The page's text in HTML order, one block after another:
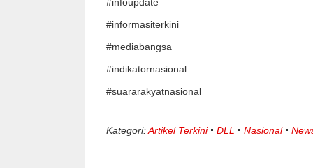
#infoupdate
#informasiterkini
#mediabangsa
#indikatornasional
#suararakyatnasional
Kategori:Artikel Terkini DLL Nasional